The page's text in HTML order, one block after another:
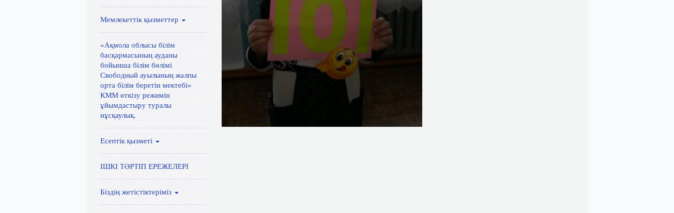
Мемлекеттік қызметтер
«Ақмола облысы білім
басқармасының ауданы
бойынша білім бөлімі
Свободный ауылының жалпы
орта білім беретін мектебі»
КММ өткізу режимін
ұйымдастыру туралы
нұсқаулық.
Есептік қызметі
ІШКІ ТӘРТІП ЕРЕЖЕЛЕРІ
Біздің жетістіктеріміз